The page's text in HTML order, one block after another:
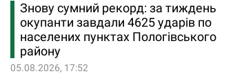
Знову сумний рекорд: за тиждень
окупанти завдали 4625 ударів по
населених пунктах Пологівського
району
05.08.2026, 17:52